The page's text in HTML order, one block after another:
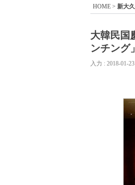
HOME > 新大
大韓民国
ンチング
入力 : 2018-01-